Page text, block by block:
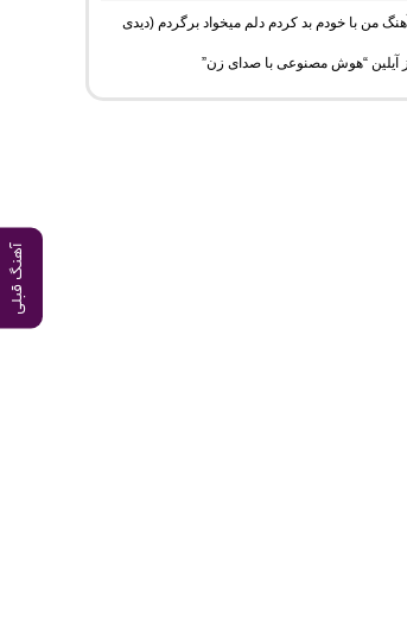
آهنگ قبلی
آهنگ من با خودم بد کردم دلم میخواد برگردم (دیدی
آیلین “هوش مصنوعی با صدای زن”